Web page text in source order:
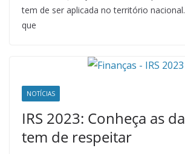
tem de ser aplicada no território
que
NOTÍCIAS
IRS 2023: Conheça as
tem de respeitar